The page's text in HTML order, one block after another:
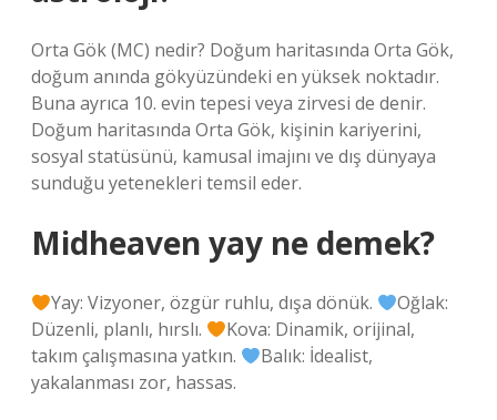
Orta Gök (MC) nedir? Doğum haritasında Orta Gök,
doğum anında gökyüzündeki en yüksek noktadır.
Buna ayrıca 10. evin tepesi veya zirvesi de denir.
Doğum haritasında Orta Gök, kişinin kariyerini,
sosyal statüsünü, kamusal imajını ve dış dünyaya
sunduğu yetenekleri temsil eder.
Midheaven yay ne demek?
Yay: Vizyoner, özgür ruhlu, dışa dönük.
Oğlak:
Düzenli, planlı, hırslı.
Kova: Dinamik, orijinal,
takım çalışmasına yatkın.
Balık: İdealist,
yakalanması zor, hassas.